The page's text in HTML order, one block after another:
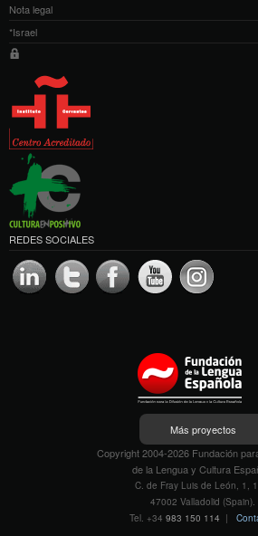
Nota legal
*Israel
REDES SOCIALES
Más proyectos
Copyright 2004-2026 Fundación
de la Lengua y Cultura
C. de Fray Luis de León, 1,
47002 Valladolid (Spain).
Tel. +34 983 150 114 |